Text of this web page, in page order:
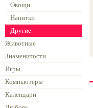
Овощи
Напитки
Другие
Животные
Знаменитости
Игры
Компьютеры
Календари